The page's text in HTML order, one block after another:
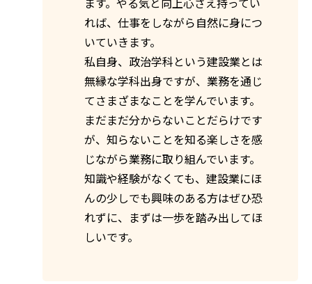
れば、仕事をしながら自然に身につ
いていきます。
私自身、政治学科という建設業とは
無縁な学科出身ですが、業務を通じ
てさまざまなことを学んでいます。
まだまだ分からないことだらけです
が、知らないことを知る楽しさを感
じながら業務に取り組んでいます。
知識や経験がなくても、建設業にほ
んの少しでも興味のある方はぜひ恐
れずに、まずは一歩を踏み出してほ
しいです。